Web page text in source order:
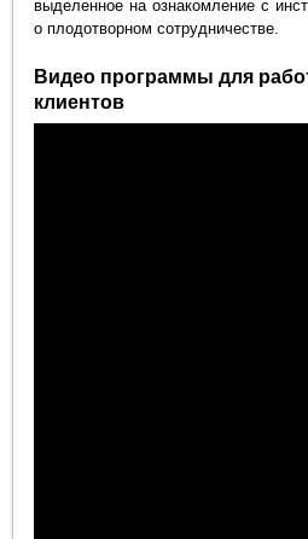
выделенное на ознакомление с
о плодотворном сотрудничестве.
Видео программы для
клиентов